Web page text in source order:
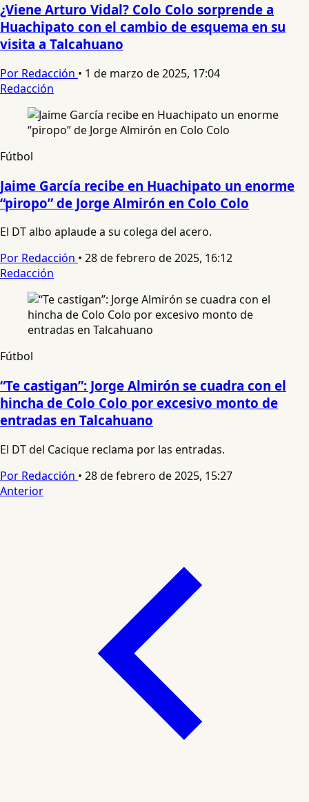
¿Viene Arturo Vidal? Colo Colo sorprende a
Huachipato con el cambio de esquema en su
visita a Talcahuano
Por Redacción • 1 de marzo de 2025, 17:04
Redacción
Fútbol
Jaime García recibe en Huachipato un enorme
“piropo” de Jorge Almirón en Colo Colo
El DT albo aplaude a su colega del acero.
Por Redacción • 28 de febrero de 2025, 16:12
Redacción
Fútbol
“Te castigan”: Jorge Almirón se cuadra con el
hincha de Colo Colo por excesivo monto de
entradas en Talcahuano
El DT del Cacique reclama por las entradas.
Por Redacción • 28 de febrero de 2025, 15:27
Anterior